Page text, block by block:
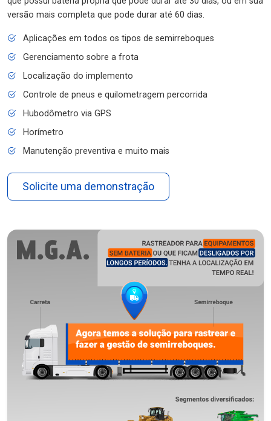
versão mais completa que pode durar até 60 dias.
Aplicações em todos os tipos de semirreboques
Gerenciamento sobre a frota
Localização do implemento
Controle de pneus e quilometragem percorrida
Hubodômetro via GPS
Horímetro
Manutenção preventiva e muito mais
Solicite uma demonstração